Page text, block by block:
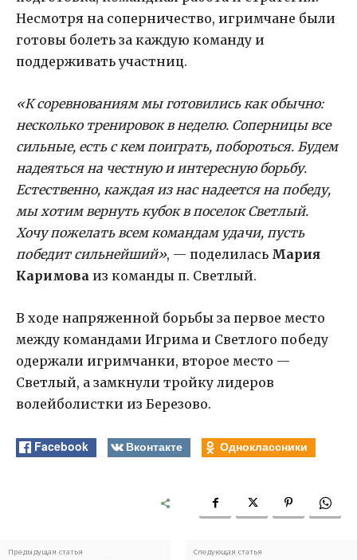
Несмотря на соперничество, игримчане были
готовы болеть за каждую команду и
поддерживать участниц.
«К соревнованиям мы готовились как обычно:
несколько тренировок в неделю. Соперницы все
сильные, есть с кем поиграть, побороться. Будем
надеяться на честную и интересную борьбу.
Естественно, каждая из нас надеется на победу,
мы хотим вернуть кубок в поселок Светлый.
Хочу пожелать всем командам удачи, пусть
победит сильнейший», — поделилась Мария
Каримова из команды п. Светлый.
В ходе напряженной борьбы за первое место
между командами Игрима и Светлого победу
одержали игримчанки, второе место —
Светлый, а замкнули тройку лидеров
волейболистки из Березово.
Facebook Вконтакте Одноклассники
Предыдущая статья Следующая статья